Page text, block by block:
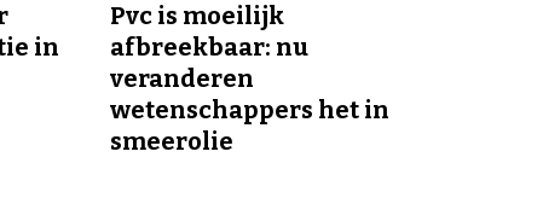
in
Pvc is moeilijk
afbreekbaar: nu
veranderen
wetenschappers het in
smeerolie